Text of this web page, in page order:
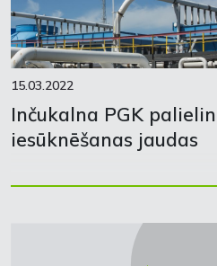
15.03.2022
Inčukalna PGK
iesūknēšanas jaudas